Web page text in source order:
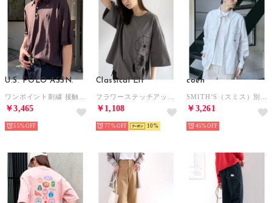
U.S. POLO ASSN.
￥3,465
55%
Classical Elf
￥1,108
77% 10
coen
￥3,261
45%